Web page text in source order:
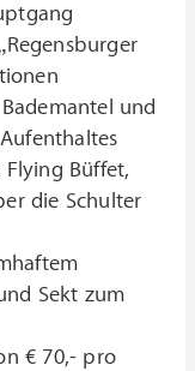
und
Büffet,
die Schulter
Sekt zum
€ 70,- pro